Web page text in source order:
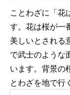
ことわざに「花
す。花は桜が一
美しいとされる
で武士のような
います。背景の
とわざを地で行